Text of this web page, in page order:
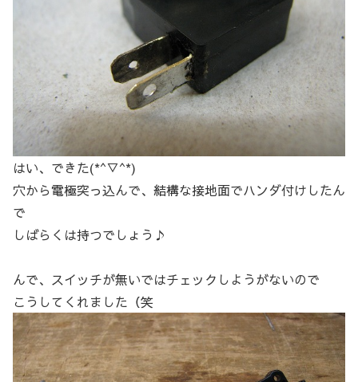
はい、できた(*^▽^*)
穴から電極突っ込んで、結構な接地面でハンダ付けしたん
で
しばらくは持つでしょう♪
んで、スイッチが無いではチェックしようがないので
こうしてくれました（笑